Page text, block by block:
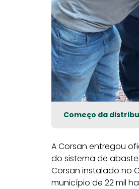
Começo da
A Corsan entregou
do sistema de
Corsan instalado no
município de 22 mil